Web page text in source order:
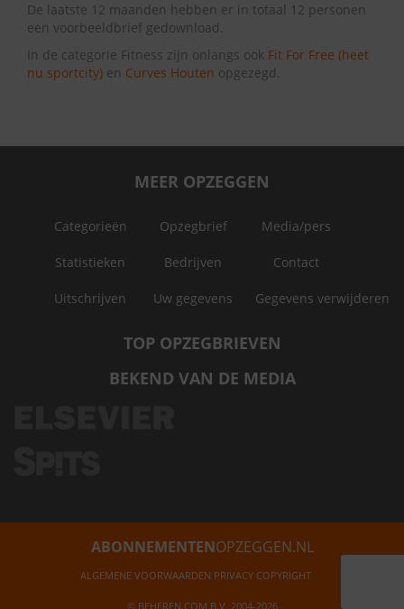
De laatste 12 maanden hebben er in totaal 12 personen
een voorbeeldbrief gedownload.
In de categorie Fitness zijn onlangs ook Fit For Free (heet
nu sportcity) en Curves Houten opgezegd.
MEER OPZEGGEN
Categorieën Opzegbrief Media/pers
Statistieken Bedrijven Contact
Uitschrijven Uw gegevens Gegevens verwijderen
TOP OPZEGBRIEVEN
BEKEND VAN DE MEDIA
ABONNEMENTENOPZEGGEN.NL
ALGEMENE VOORWAARDEN PRIVACY COPYRIGHT
© BEHEREN.COM B.V. 2004-2026